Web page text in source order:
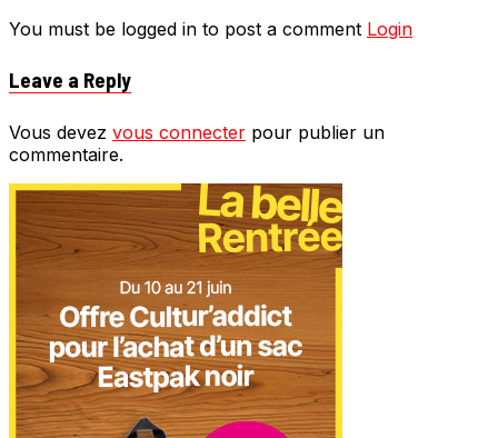
You must be logged in to post a comment Login
Leave a Reply
Vous devez vous connecter pour publier un
commentaire.